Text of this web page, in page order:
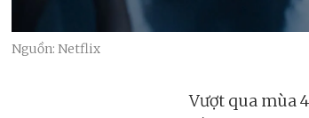
Nguồn: Netflix
Vượt qua mùa